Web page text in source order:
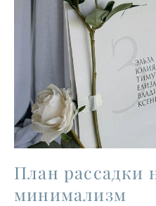
План рассадки
минимализм